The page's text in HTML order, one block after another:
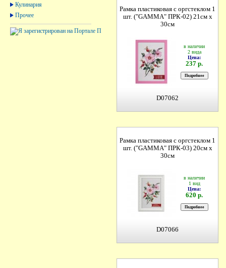
Кулинария
Прочее
Рамка пластиковая с оргстеклом 1
шт. ("GAMMA" ПРК-02) 21см х
30см
в наличии
2 вида
Цена:
237 р.
D07062
Рамка пластиковая с оргстеклом 1
шт. ("GAMMA" ПРК-03) 20см х
30см
в наличии
1 вид
Цена:
620 р.
D07066